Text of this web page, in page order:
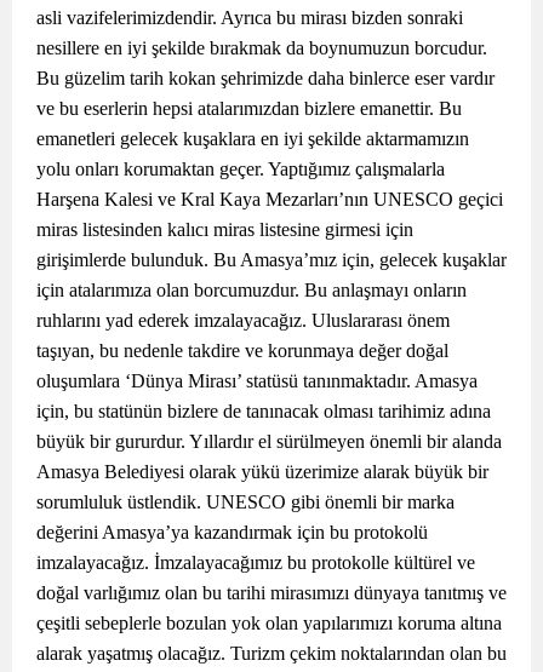
asli vazifelerimizdendir. Ayrıca bu mirası bizden sonraki
nesillere en iyi şekilde bırakmak da boynumuzun borcudur.
Bu güzelim tarih kokan şehrimizde daha binlerce eser vardır
ve bu eserlerin hepsi atalarımızdan bizlere emanettir. Bu
emanetleri gelecek kuşaklara en iyi şekilde aktarmamızın
yolu onları korumaktan geçer. Yaptığımız çalışmalarla
Harşena Kalesi ve Kral Kaya Mezarları’nın UNESCO geçici
miras listesinden kalıcı miras listesine girmesi için
girişimlerde bulunduk. Bu Amasya’mız için, gelecek kuşaklar
için atalarımıza olan borcumuzdur. Bu anlaşmayı onların
ruhlarını yad ederek imzalayacağız. Uluslararası önem
taşıyan, bu nedenle takdire ve korunmaya değer doğal
oluşumlara ‘Dünya Mirası’ statüsü tanınmaktadır. Amasya
için, bu statünün bizlere de tanınacak olması tarihimiz adına
büyük bir gururdur. Yıllardır el sürülmeyen önemli bir alanda
Amasya Belediyesi olarak yükü üzerimize alarak büyük bir
sorumluluk üstlendik. UNESCO gibi önemli bir marka
değerini Amasya’ya kazandırmak için bu protokolü
imzalayacağız. İmzalayacağımız bu protokolle kültürel ve
doğal varlığımız olan bu tarihi mirasımızı dünyaya tanıtmış ve
çeşitli sebeplerle bozulan yok olan yapılarımızı koruma altına
alarak yaşatmış olacağız. Turizm çekim noktalarından olan bu